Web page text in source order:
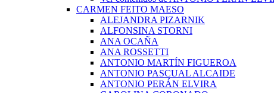
CARMEN FEITO MAESO
ALEJANDRA PIZARNIK
ALFONSINA STORNI
ANA OCAÑA
ANA ROSSETTI
ANTONIO MARTÍN FIGUEROA
ANTONIO PASCUAL ALCAIDE
ANTONIO PERÁN ELVIRA